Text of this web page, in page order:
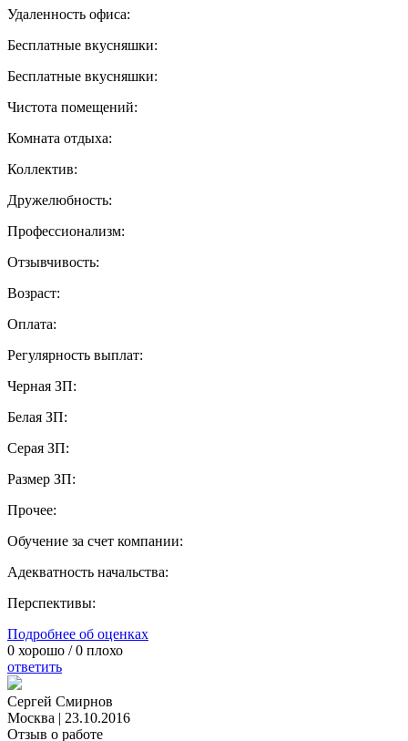
Удаленность офиса:
Бесплатные вкусняшки:
Бесплатные вкусняшки:
Чистота помещений:
Комната отдыха:
Коллектив:
Дружелюбность:
Профессионализм:
Отзывчивость:
Возраст:
Оплата:
Регулярность выплат:
Черная ЗП:
Белая ЗП:
Серая ЗП:
Размер ЗП:
Прочее:
Обучение за счет компании:
Адекватность начальства:
Перспективы:
Подробнее об оценках
0 хорошо /0 плохо
ответить
Сергей Смирнов
Москва | 23.10.2016
Отзыв о работе